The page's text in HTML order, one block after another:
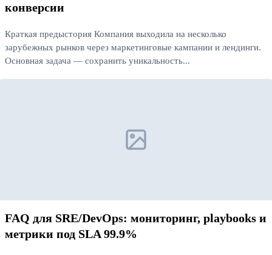
конверсии
Краткая предыстория Компания выходила на несколько
зарубежных рынков через маркетинговые кампании и лендинги.
Основная задача — сохранить уникальность...
FAQ для SRE/DevOps: мониторинг, playbooks и
метрики под SLA 99.9%